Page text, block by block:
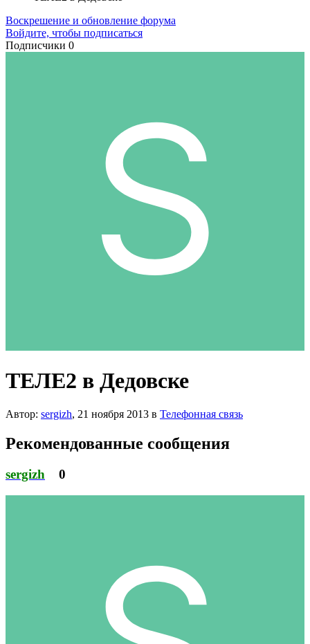
Воскрешение и обновление форума
Войдите, чтобы подписаться
Подписчики 0
ТЕЛЕ2 в Дедовске
Автор: sergizh, 21 ноября 2013 в Телефонная связь
Рекомендованные сообщения
sergizh 0